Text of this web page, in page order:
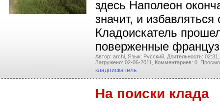
здесь Наполеон
значит, и
Кладоискатель
поверженные
Автор: archi, Язык: Русский, Длительность: 02:31,
Загружено: 02-06-2011,
Комментариев: 0,
кладоискатель
На поиски клада